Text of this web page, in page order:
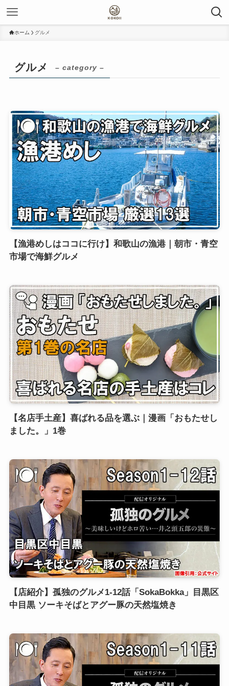
ホーム グルメ
グルメ – category –
【漁港めしはココに行け】和歌山の漁港｜朝市・青空
市場で海鮮グルメ
【名店手土産】喜ばれる品を選ぶ｜漫画「おもたせし
ました。」1巻
【店紹介】孤独のグルメ1-12話「SokaBokka」目黒区
中目黒 ソーキそばとアグー豚の天然塩焼き